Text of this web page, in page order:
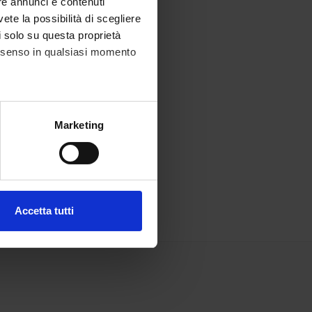
la possibilità di scegliere
su questa proprietà
in qualsiasi momento
metro,Marketing
Accetta tutti